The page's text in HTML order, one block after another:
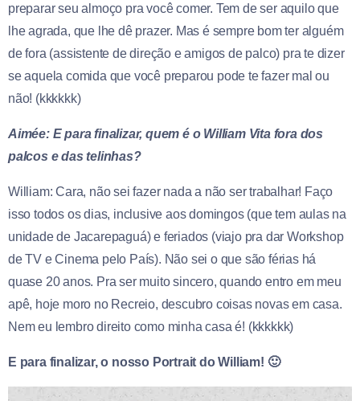
preparar seu almoço pra você comer. Tem de ser aquilo que
lhe agrada, que lhe dê prazer. Mas é sempre bom ter alguém
de fora (assistente de direção e amigos de palco) pra te dizer
se aquela comida que você preparou pode te fazer mal ou
não! (kkkkkk)
Aimée: E para finalizar, quem é o William Vita fora dos
palcos e das telinhas?
William: Cara, não sei fazer nada a não ser trabalhar! Faço
isso todos os dias, inclusive aos domingos (que tem aulas na
unidade de Jacarepaguá) e feriados (viajo pra dar Workshop
de TV e Cinema pelo País). Não sei o que são férias há
quase 20 anos. Pra ser muito sincero, quando entro em meu
apê, hoje moro no Recreio, descubro coisas novas em casa.
Nem eu lembro direito como minha casa é! (kkkkkk)
E para finalizar, o nosso Portrait do William! 🙂